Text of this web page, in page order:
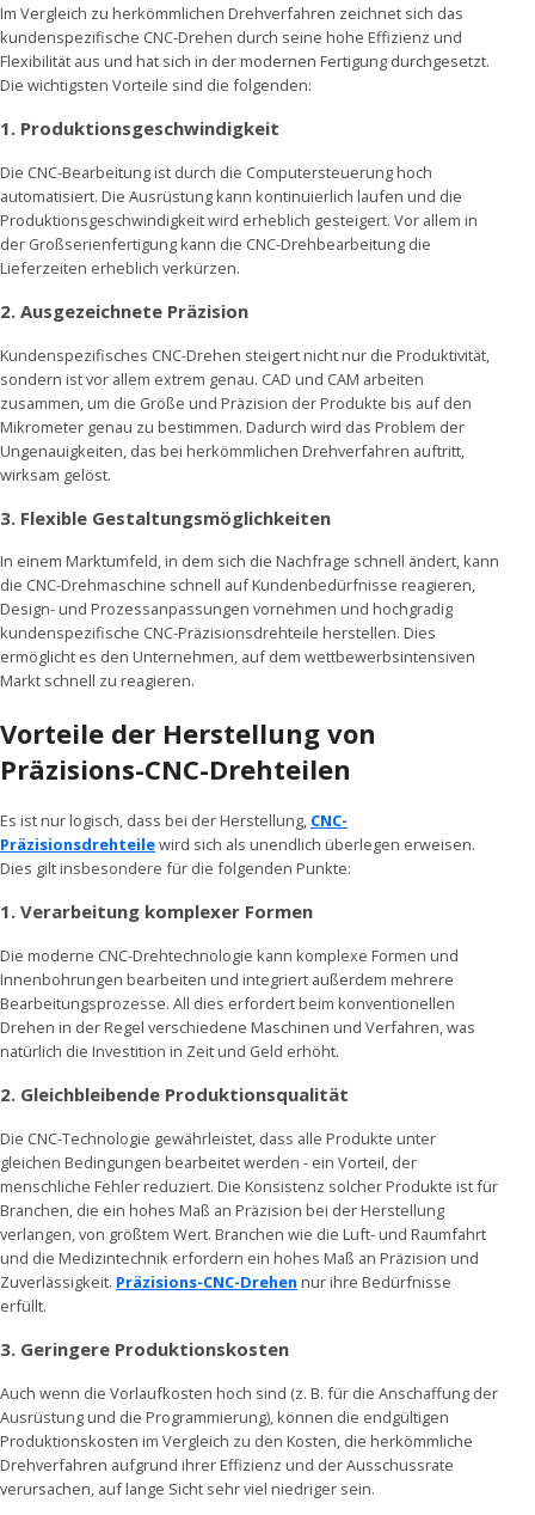
Im Vergleich zu herkömmlichen Drehverfahren zeichnet sich das
kundenspezifische CNC-Drehen durch seine hohe Effizienz und
Flexibilität aus und hat sich in der modernen Fertigung durchgesetzt.
Die wichtigsten Vorteile sind die folgenden:
1. Produktionsgeschwindigkeit
Die CNC-Bearbeitung ist durch die Computersteuerung hoch
automatisiert. Die Ausrüstung kann kontinuierlich laufen und die
Produktionsgeschwindigkeit wird erheblich gesteigert. Vor allem in
der Großserienfertigung kann die CNC-Drehbearbeitung die
Lieferzeiten erheblich verkürzen.
2. Ausgezeichnete Präzision
Kundenspezifisches CNC-Drehen steigert nicht nur die Produktivität,
sondern ist vor allem extrem genau. CAD und CAM arbeiten
zusammen, um die Größe und Präzision der Produkte bis auf den
Mikrometer genau zu bestimmen. Dadurch wird das Problem der
Ungenauigkeiten, das bei herkömmlichen Drehverfahren auftritt,
wirksam gelöst.
3. Flexible Gestaltungsmöglichkeiten
In einem Marktumfeld, in dem sich die Nachfrage schnell ändert, kann
die CNC-Drehmaschine schnell auf Kundenbedürfnisse reagieren,
Design- und Prozessanpassungen vornehmen und hochgradig
kundenspezifische CNC-Präzisionsdrehteile herstellen. Dies
ermöglicht es den Unternehmen, auf dem wettbewerbsintensiven
Markt schnell zu reagieren.
Vorteile der Herstellung von
Präzisions-CNC-Drehteilen
Es ist nur logisch, dass bei der Herstellung, CNC-
Präzisionsdrehteilewird sich als unendlich überlegen erweisen.
Dies gilt insbesondere für die folgenden Punkte:
1. Verarbeitung komplexer Formen
Die moderne CNC-Drehtechnologie kann komplexe Formen und
Innenbohrungen bearbeiten und integriert außerdem mehrere
Bearbeitungsprozesse. All dies erfordert beim konventionellen
Drehen in der Regel verschiedene Maschinen und Verfahren, was
natürlich die Investition in Zeit und Geld erhöht.
2. Gleichbleibende Produktionsqualität
Die CNC-Technologie gewährleistet, dass alle Produkte unter
gleichen Bedingungen bearbeitet werden - ein Vorteil, der
menschliche Fehler reduziert. Die Konsistenz solcher Produkte ist für
Branchen, die ein hohes Maß an Präzision bei der Herstellung
verlangen, von größtem Wert. Branchen wie die Luft- und Raumfahrt
und die Medizintechnik erfordern ein hohes Maß an Präzision und
Zuverlässigkeit. Präzisions-CNC-Drehen nur ihre Bedürfnisse
erfüllt.
3. Geringere Produktionskosten
Auch wenn die Vorlaufkosten hoch sind (z. B. für die Anschaffung der
Ausrüstung und die Programmierung), können die endgültigen
Produktionskosten im Vergleich zu den Kosten, die herkömmliche
Drehverfahren aufgrund ihrer Effizienz und der Ausschussrate
verursachen, auf lange Sicht sehr viel niedriger sein.